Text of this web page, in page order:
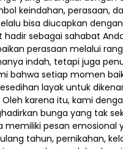
keindahan, perasaan,
bisa diucapkan
hadir sebagai sahabat
perasaan melalui
indah, tetapi juga
bahwa setiap momen
layak untuk
Oleh karena itu, kami
bunga yang tak
memiliki pesan emosional
tahun, pernikahan,